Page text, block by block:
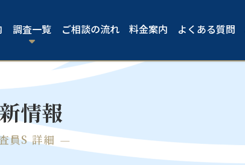
調査一覧 ご相談の流れ 料金案内 よくある質問
情報
員S 詳細